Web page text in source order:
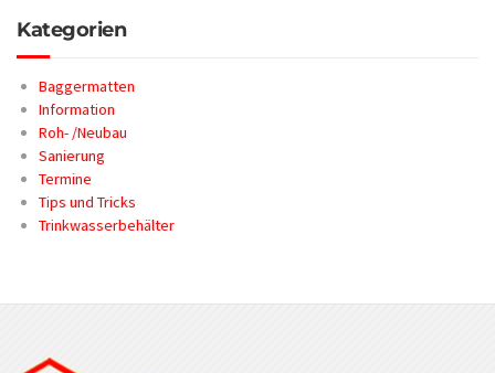
Kategorien
Baggermatten
Information
Roh- /Neubau
Sanierung
Termine
Tips und Tricks
Trinkwasserbehälter